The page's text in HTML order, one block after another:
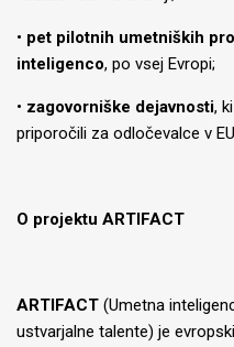
• pet pilotnih umetniških
inteligenco, po vsej Evropi;
• zagovorniške dejavnosti,
priporočili za odločevalce v
O projektu ARTIFACT
ARTIFACT (Umetna
ustvarjalne talente) je